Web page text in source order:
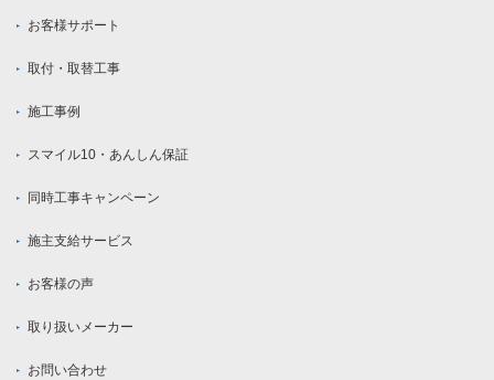
お客様サポート
取付・取替工事
施工事例
スマイル10・あんしん保証
同時工事キャンペーン
施主支給サービス
お客様の声
取り扱いメーカー
お問い合わせ